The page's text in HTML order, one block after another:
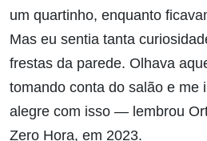
um quartinho, enquanto
Mas eu sentia tanta
frestas da parede. Olhava
tomando conta do salão e me
alegre com isso — lembrou
Zero Hora, em 2023.